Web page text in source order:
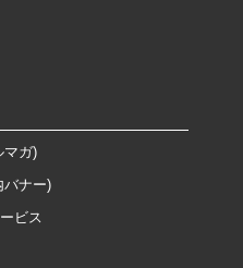
マガ)
バナー)
ビス